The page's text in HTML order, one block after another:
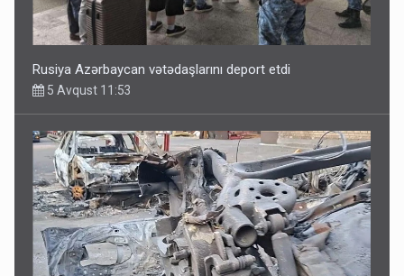
Rusiya Azərbaycan vətədaşlarını deport etdi
5 Avqust 11:53